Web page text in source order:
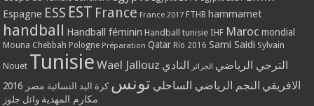
Espagne ESS EST France France 2017 FTHB hammamet
handball Handball féminin Handball tunisie IHF Maroc mondial
Mouna Chebbah Pologne Préparation Qatar Rio 2016 Sami Saidi Sylvain
Nouet Tunisie Wael Jallouz الترجي الرياضي الجزائر النادي
الافريقي النجم الرياضي الساحلي تونس كرة اليد النسائية مصر 2016
مكارم المهدية وائل جلوز